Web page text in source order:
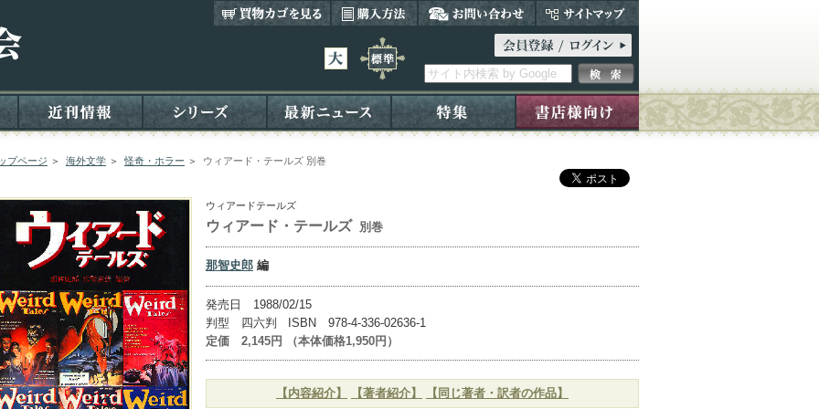
プページ ＞ 海外文学 ＞ 怪奇・ホラー ＞ ウィアード・テールズ 別巻
ウィアードテールズ
ウィアード・テールズ 別巻
那智史郎 編
発売日 1988/02/15
判型 四六判 ISBN 978-4-336-02636-1
定価 2,145円 （本体価格1,950円）
【内容紹介】 【著者紹介】 【同じ著者・訳者の作品】